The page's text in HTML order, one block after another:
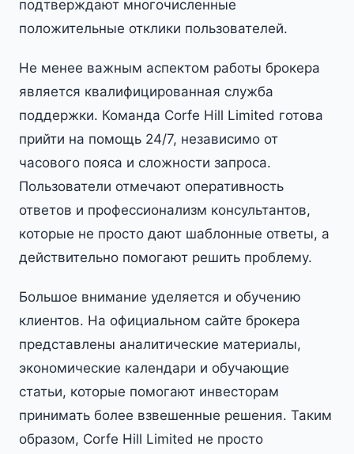
подтверждают многочисленные
положительные отклики пользователей.
Не менее важным аспектом работы брокера
является квалифицированная служба
поддержки. Команда Corfe Hill Limited готова
прийти на помощь 24/7, независимо от
часового пояса и сложности запроса.
Пользователи отмечают оперативность
ответов и профессионализм консультантов,
которые не просто дают шаблонные ответы, а
действительно помогают решить проблему.
Большое внимание уделяется и обучению
клиентов. На официальном сайте брокера
представлены аналитические материалы,
экономические календари и обучающие
статьи, которые помогают инвесторам
принимать более взвешенные решения. Таким
образом, Corfe Hill Limited не просто